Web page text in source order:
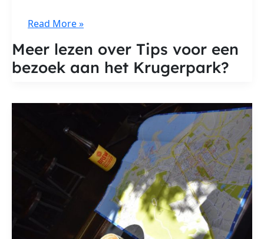
Tips
een
bezoek
Krugerpark
Read More »
Meer lezen over Tips voor een
bezoek aan het Krugerpark?